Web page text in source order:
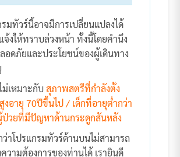
มทัวร์นี้อาจมีการเปลี่ยนแปลงได้
จ้งให้ทราบล่วงหน้า ทั้งนี้โดยคำนึง
อดภัยและประโยชน์ของผู้เดินทาง
ม่เหมาะกับสุภาพสตรีที่กำลังตั้ง
อายุ 70ปีขึ้นไป / เด็กที่อายุต่ำกว่า
วยที่มีปัญหาด้านกระดูกสันหลัง
ว่าโปรแกรมทัวร์ด้านบนไม่สามารถ
วามต้องการของท่านได้ เรายินดี